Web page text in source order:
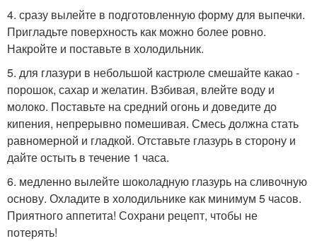
4. сразу вылейте в подготовленную форму для выпечки.
Пригладьте поверхность как можно более ровно.
Накройте и поставьте в холодильник.
5. для глазури в небольшой кастрюле смешайте какао -
порошок, сахар и желатин. Взбивая, влейте воду и
молоко. Поставьте на средний огонь и доведите до
кипения, непрерывно помешивая. Смесь должна стать
равномерной и гладкой. Отставьте глазурь в сторону и
дайте остыть в течение 1 часа.
6. медленно вылейте шоколадную глазурь на сливочную
основу. Охладите в холодильнике как минимум 5 часов.
Приятного аппетита! Сохрани рецепт, чтобы не
потерять!